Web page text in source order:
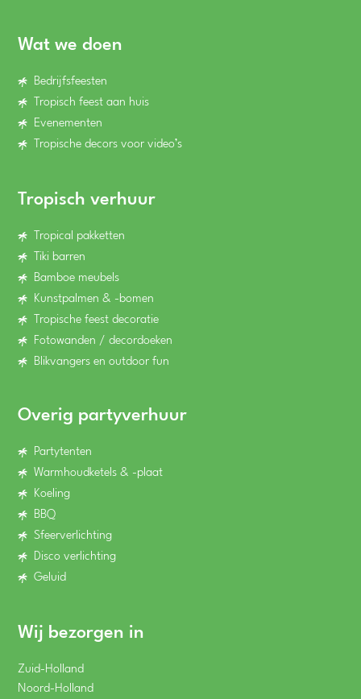
Wat we doen
Bedrijfsfeesten
Tropisch feest aan huis
Evenementen
Tropische decors voor video’s
Tropisch verhuur
Tropical pakketten
Tiki barren
Bamboe meubels
Kunstpalmen & -bomen
Tropische feest decoratie
Fotowanden / decordoeken
Blikvangers en outdoor fun
Overig partyverhuur
Partytenten
Warmhoudketels & -plaat
Koeling
BBQ
Sfeerverlichting
Disco verlichting
Geluid
Wij bezorgen in
Zuid-Holland
Noord-Holland